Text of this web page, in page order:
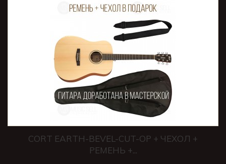
CORT EARTH-BEVEL-CUT-OP + ЧЕХОЛ +
РЕМЕНЬ +...